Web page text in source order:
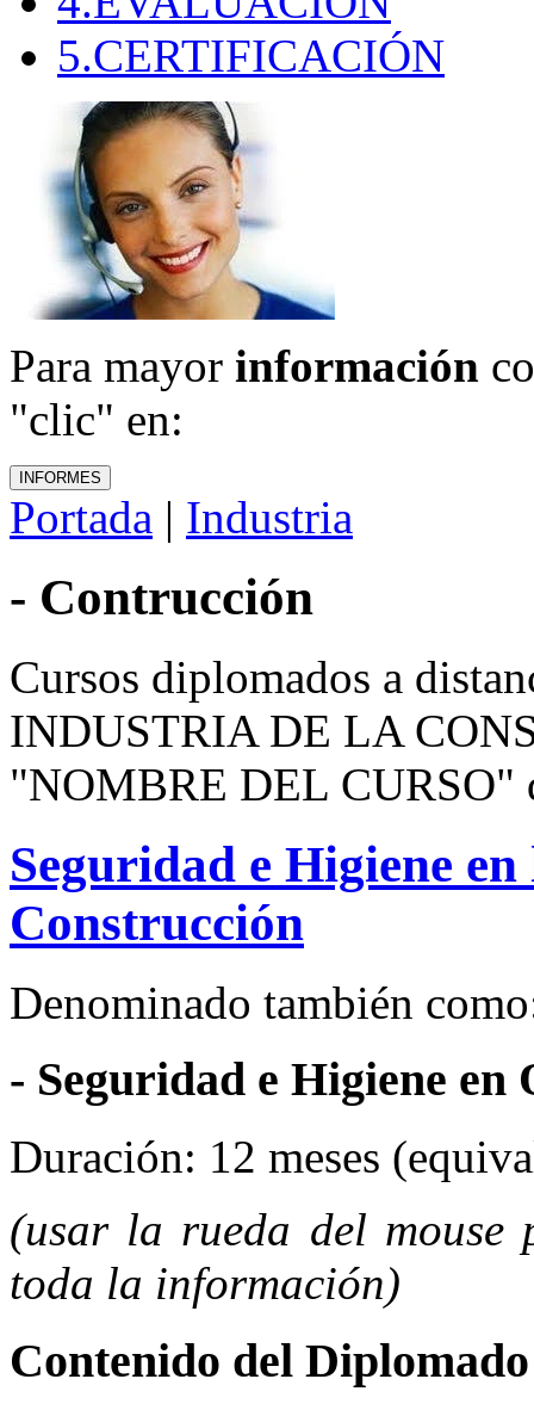
5.CERTIFICACIÓN
Para mayor información
"clic" en:
Portada | Industria
- Contrucción
Cursos diplomados a
INDUSTRIA DE LA
"NOMBRE DEL CURSO"
Seguridad e Higiene
Construcción
Denominado también
- Seguridad e Higiene
Duración: 12 meses
(usar la rueda del
toda la información)
Contenido del